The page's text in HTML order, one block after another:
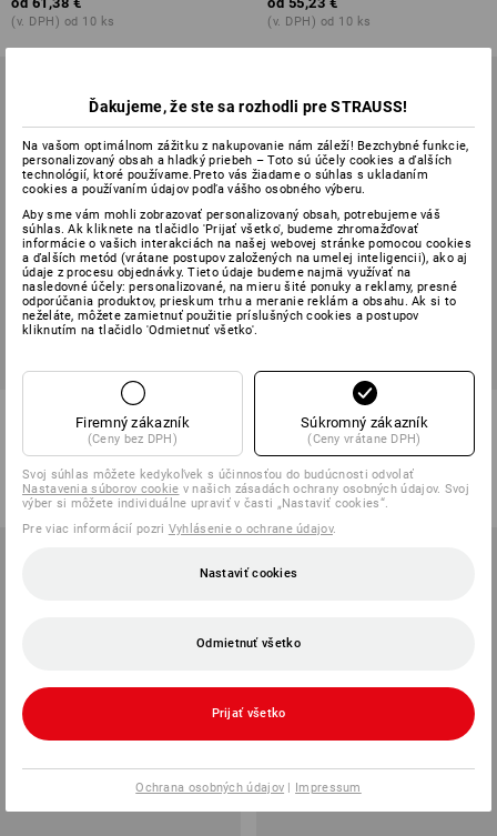
(v. DPH) od 10 ks (v. DPH) od 10 ks
Šortky e.s.vision, dámske
6 farieb
od 51,54 €
(v. DPH) od 20 ks
Šortky e.s.trail, dámske
4 farieb
od 55,23 €
(v. DPH) od 10 ks
Ďakujeme, že ste sa rozhodli pre STRAUSS!
Na vašom optimálnom zážitku z nakupovanie nám záleží! Bezchybné funkcie,
personalizovaný obsah a hladký priebeh – Toto sú účely cookies a ďalších
technológií, ktoré používame.Preto vás žiadame o súhlas s ukladaním
cookies a používaním údajov podľa vášho osobného výberu.
Aby sme vám mohli zobrazovať personalizovaný obsah, potrebujeme váš
súhlas. Ak kliknete na tlačidlo 'Prijať všetko', budeme zhromažďovať
informácie o vašich interakciách na našej webovej stránke pomocou cookies
a ďalších metód (vrátane postupov založených na umelej inteligencii), ako aj
údaje z procesu objednávky. Tieto údaje budeme najmä využívať na
nasledovné účely: personalizované, na mieru šité ponuky a reklamy, presné
odporúčania produktov, prieskum trhu a meranie reklám a obsahu. Ak si to
neželáte, môžete zamietnuť použitie príslušných cookies a postupov
kliknutím na tlačidlo 'Odmietnuť všetko'.
Firemný zákazník
(Ceny bez DPH)
Súkromný zákazník
(Ceny vrátane DPH)
Svoj súhlas môžete kedykoľvek s účinnosťou do budúcnosti odvolať
Nastavenia súborov cookie v našich zásadách ochrany osobných údajov. Svoj
výber si môžete individuálne upraviť v časti „Nastaviť cookies“.
Pre viac informácií pozri Vyhlásenie o ochrane údajov.
Nastaviť cookies
Odmietnuť všetko
Prijať všetko
Ochrana osobných údajov | Impressum